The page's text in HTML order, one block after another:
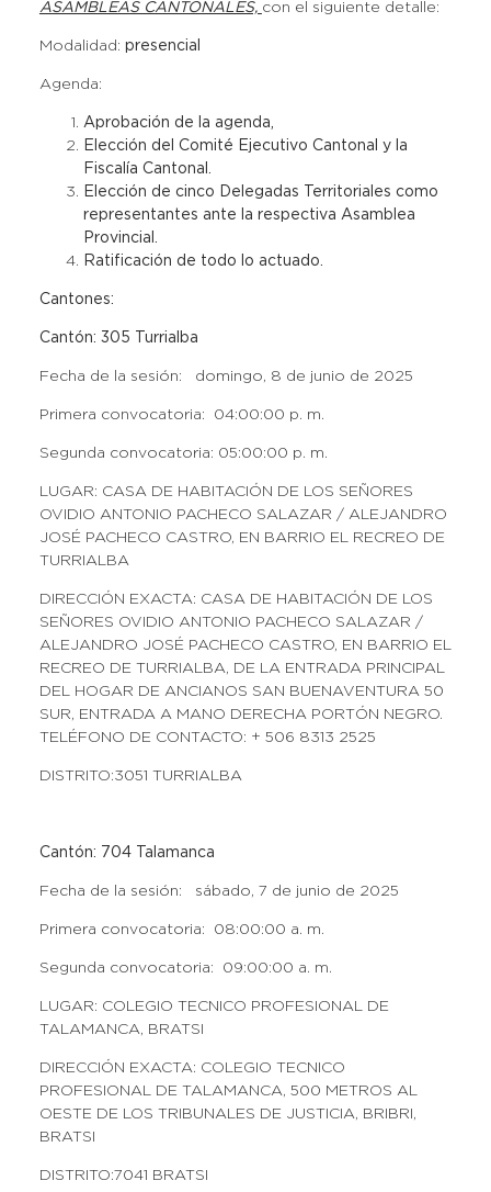
ASAMBLEAS CANTONALES, con el siguiente detalle:
Modalidad: presencial
Agenda:
Aprobación de la agenda,
Elección del Comité Ejecutivo Cantonal y la
Fiscalía Cantonal.
Elección de cinco Delegadas Territoriales como
representantes ante la respectiva Asamblea
Provincial.
Ratificación de todo lo actuado.
Cantones:
Cantón: 305 Turrialba
Fecha de la sesión: domingo, 8 de junio de 2025
Primera convocatoria: 04:00:00 p. m.
Segunda convocatoria: 05:00:00 p. m.
LUGAR: CASA DE HABITACIÓN DE LOS SEÑORES
OVIDIO ANTONIO PACHECO SALAZAR / ALEJANDRO
JOSÉ PACHECO CASTRO, EN BARRIO EL RECREO DE
TURRIALBA
DIRECCIÓN EXACTA: CASA DE HABITACIÓN DE LOS
SEÑORES OVIDIO ANTONIO PACHECO SALAZAR /
ALEJANDRO JOSÉ PACHECO CASTRO, EN BARRIO EL
RECREO DE TURRIALBA, DE LA ENTRADA PRINCIPAL
DEL HOGAR DE ANCIANOS SAN BUENAVENTURA 50
SUR, ENTRADA A MANO DERECHA PORTÓN NEGRO.
TELÉFONO DE CONTACTO: + 506 8313 2525
DISTRITO:3051 TURRIALBA
Cantón: 704 Talamanca
Fecha de la sesión: sábado, 7 de junio de 2025
Primera convocatoria: 08:00:00 a. m.
Segunda convocatoria: 09:00:00 a. m.
LUGAR: COLEGIO TECNICO PROFESIONAL DE
TALAMANCA, BRATSI
DIRECCIÓN EXACTA: COLEGIO TECNICO
PROFESIONAL DE TALAMANCA, 500 METROS AL
OESTE DE LOS TRIBUNALES DE JUSTICIA, BRIBRI,
BRATSI
DISTRITO:7041 BRATSI